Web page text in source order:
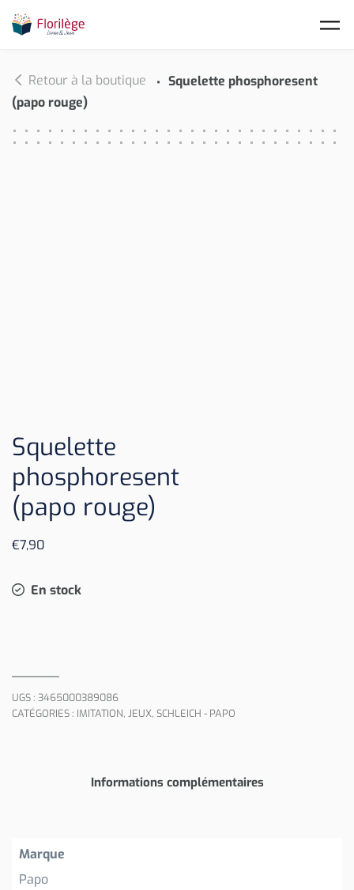
Retour à la boutique
Squelette phosphoresent
(papo rouge)
Squelette
phosphoresent
(papo rouge)
€7,90
En stock
UGS : 3465000389086
CATÉGORIES : IMITATION, JEUX, SCHLEICH - PAPO
Informations complémentaires
Marque
Papo